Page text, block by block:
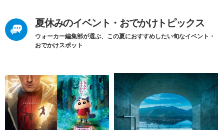
夏休みのイベント・おでかけトピックス
ウォーカー編集部が選ぶ、この夏におすすめしたい旬なイベント・
おでかけスポット